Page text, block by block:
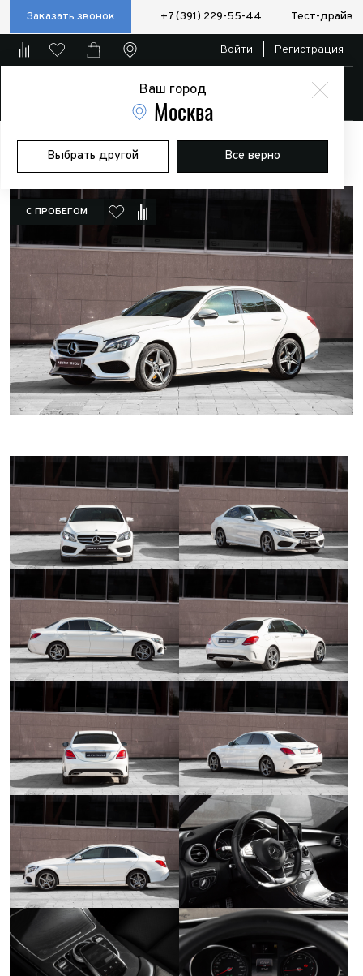
Заказать звонок +7 (391) 229-55-44 Тест-драйв
Ваш город
Москва
Выбрать другой Все верно
Войти Регистрация
Главная Автомобили в наличии Mercedes-Benz C180
С ПРОБЕГОМ